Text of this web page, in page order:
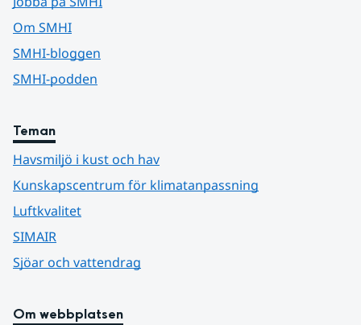
Om SMHI
SMHI-bloggen
SMHI-podden
Teman
Havsmiljö i kust och hav
Kunskapscentrum för klimatanpassning
Luftkvalitet
SIMAIR
Sjöar och vattendrag
Om webbplatsen